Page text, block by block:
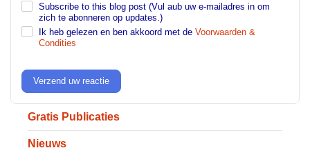
Subscribe to this blog post (Vul aub uw e-mailadres in om
zich te abonneren op updates.)
Ik heb gelezen en ben akkoord met de Voorwaarden &
Condities
Verzend uw reactie
Gratis Publicaties
Nieuws